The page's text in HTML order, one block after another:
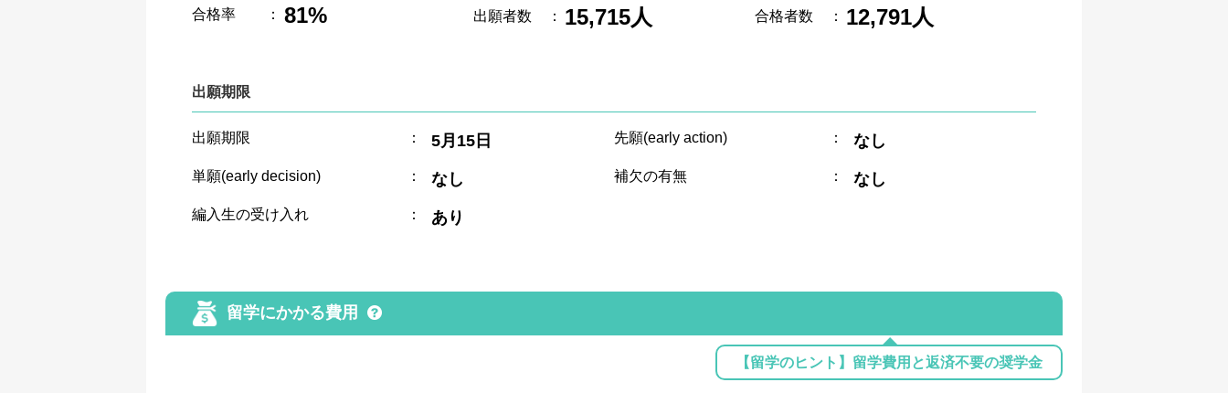
合格率 ： 81% 出願者数 ： 15,715人 合格者数 ： 12,791人
出願期限
出願期限 ： 5月15日 先願(early action) ： なし
単願(early decision) ： なし 補欠の有無 ： なし
編入生の受け入れ ： あり
留学にかかる費用
【留学のヒント】留学費用と返済不要の奨学金